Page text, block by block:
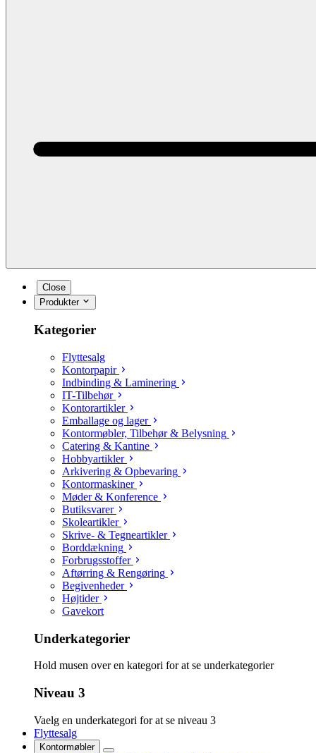
Close
Produkter
Kategorier
Flyttesalg
Kontorpapir
Indbinding & Laminering
IT-Tilbehør
Kontorartikler
Emballage og lager
Kontormøbler, Tilbehør & Belysning
Catering & Kantine
Hobbyartikler
Arkivering & Opbevaring
Kontormaskiner
Møder & Konference
Butiksvarer
Skoleartikler
Skrive- & Tegneartikler
Borddækning
Forbrugsstoffer
Aftørring & Rengøring
Begivenheder
Højtider
Gavekort
Underkategorier
Hold musen over en kategori for at se underkategorier
Niveau 3
Vaelg en underkategori for at se niveau 3
Flyttesalg
Kontormøbler